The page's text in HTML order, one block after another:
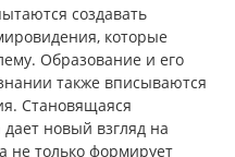
создавать
которые
Образование и его
также вписываются
Становящаяся
новый взгляд на
не только формирует